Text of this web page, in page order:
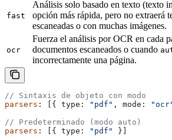
fast
Análisis solo basado en texto (texto
opción más rápida, pero no extraerá
escaneadas o con muchas imágenes.
ocr
Fuerza el análisis por OCR en cada
documentos escaneados o cuando
incorrectamente una página.
// Sintaxis de objeto con modo
parsers : [{ type: "pdf" , mode:
// Predeterminado (modo auto)
parsers : [{ type: "pdf" }]